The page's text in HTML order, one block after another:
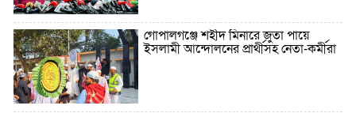
গোপালগঞ্জে শহীদ মিনারে জুতা পায়ে
ইসলামী আন্দোলনের প্রার্থীসহ নেতা-কর্মীরা